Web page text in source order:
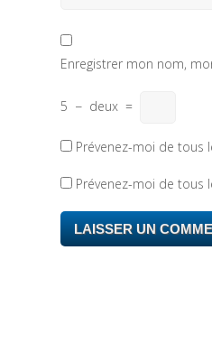
Enregistrer mon nom,
5 − deux =
Prévenez-moi de tous
Prévenez-moi de tous